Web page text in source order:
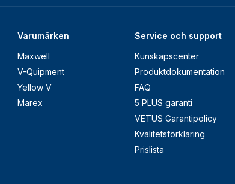
Varumärken
Maxwell
V-Quipment
Yellow V
Marex
Service och support
Kunskapscenter
Produktdokumentation
FAQ
5 PLUS garanti
VETUS Garantipolicy
Kvalitetsförklaring
Prislista